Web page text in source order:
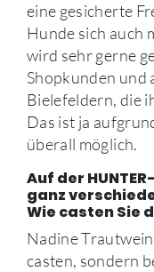
eine gesicherte
Hunde sich auch
wird sehr gerne
Shopkunden und
Bielefeldern, die
Das ist ja
überall möglich.
Auf der
ganz
Wie casten Sie
Nadine
casten, sondern